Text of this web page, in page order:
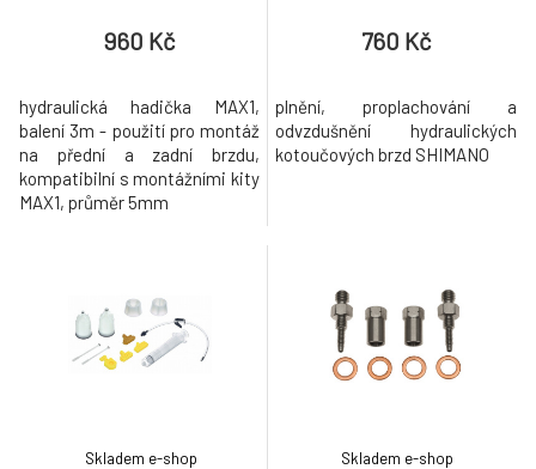
960 Kč
hydraulická hadička MAX1,
balení 3m - použití pro montáž
na přední a zadní brzdu,
kompatibilní s montážními kity
MAX1, průměr 5mm
760 Kč
plnění, proplachování a
odvzdušnění hydraulických
kotoučových brzd SHIMANO
Skladem e-shop Skladem e-shop